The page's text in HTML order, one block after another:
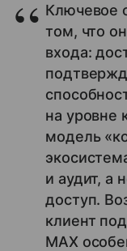
Ключевое
том, что
входа:
на уровне
модель
и аудит, а
доступ.
клиент
MAX